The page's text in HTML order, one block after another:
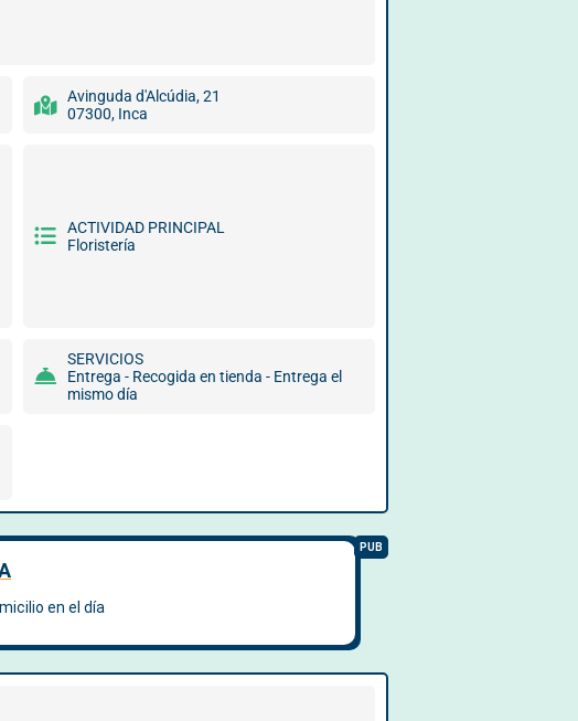
Avinguda d'Alcúdia, 21
07300, Inca
ACTIVIDAD PRINCIPAL
Floristería
SERVICIOS
Entrega - Recogida en tienda - Entrega el
mismo día